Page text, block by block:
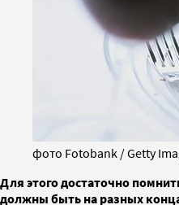
фото Fotobank / Getty
Для этого достаточно
должны быть на разных